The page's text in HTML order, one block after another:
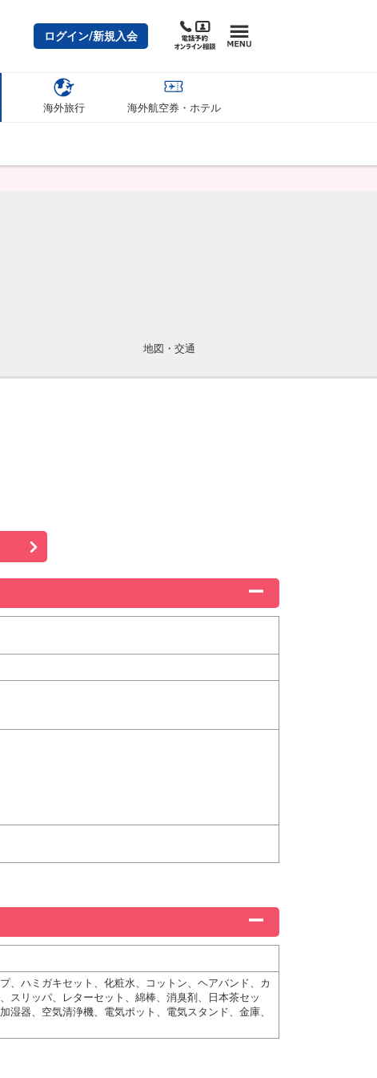
ログイン/新規入会
海外旅行 海外航空券・ホテル
地図・交通
、ハミガキセット、化粧水、コットン、ヘアバンド、カ
スリッパ、レターセット、綿棒、消臭剤、日本茶セッ
器、空気清浄機、電気ポット、電気スタンド、金庫、